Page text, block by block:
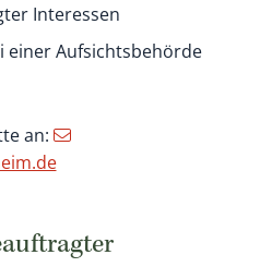
Interessen
einer Aufsichtsbehörde
an: